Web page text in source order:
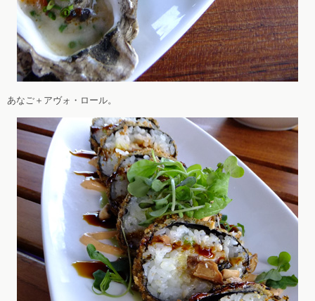
あなご＋アヴォ・ロール。